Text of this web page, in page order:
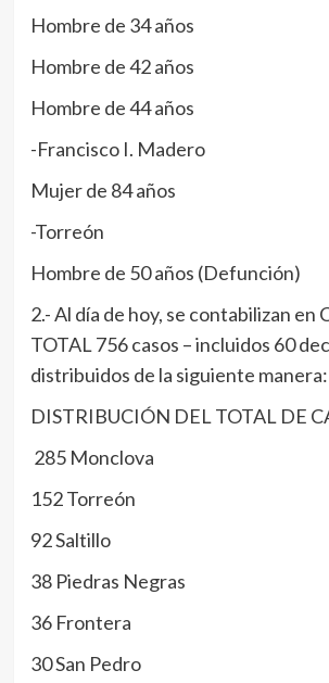
Hombre de 34 años
Hombre de 42 años
Hombre de 44 años
-Francisco I. Madero
Mujer de 84 años
-Torreón
Hombre de 50 años (Defunción)
2.- Al día de hoy, se contabilizan en
TOTAL 756 casos – incluidos 60
distribuidos de la siguiente manera:
DISTRIBUCIÓN DEL TOTAL DE
285 Monclova
152 Torreón
92 Saltillo
38 Piedras Negras
36 Frontera
30 San Pedro